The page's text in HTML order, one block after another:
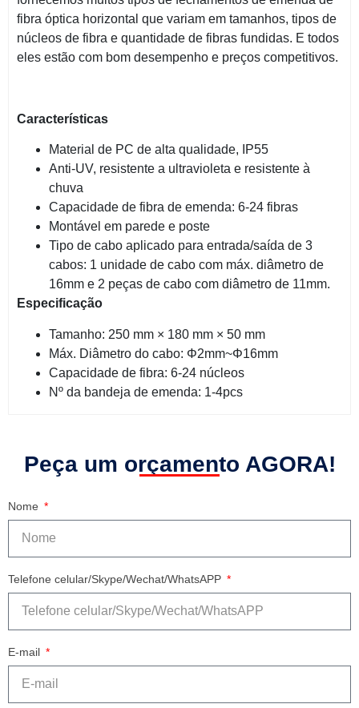
fibra óptica horizontal que variam em tamanhos, tipos de
núcleos de fibra e quantidade de fibras fundidas. E todos
eles estão com bom desempenho e preços competitivos.
Características
Material de PC de alta qualidade, IP55
Anti-UV, resistente a ultravioleta e resistente à
chuva
Capacidade de fibra de emenda: 6-24 fibras
Montável em parede e poste
Tipo de cabo aplicado para entrada/saída de 3
cabos: 1 unidade de cabo com máx. diâmetro de
16mm e 2 peças de cabo com diâmetro de 11mm.
Especificação
Tamanho: 250 mm × 180 mm × 50 mm
Máx. Diâmetro do cabo: Φ2mm~Φ16mm
Capacidade de fibra: 6-24 núcleos
Nº da bandeja de emenda: 1-4pcs
Peça um orçamento AGORA!
Nome
Telefone celular/Skype/Wechat/WhatsAPP
E-mail